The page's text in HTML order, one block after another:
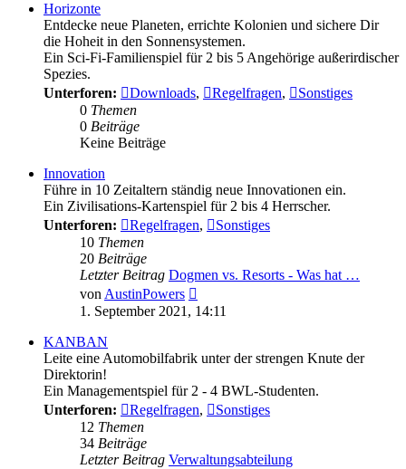
Horizonte
Entdecke neue Planeten, errichte Kolonien und sichere Dir
die Hoheit in den Sonnensystemen.
Ein Sci-Fi-Familienspiel für 2 bis 5 Angehörige außerirdischer
Spezies.
Unterforen:
Downloads, Regelfragen,
Sonstiges
0 Themen
0 Beiträge
Keine Beiträge
Innovation
Führe in 10 Zeitaltern ständig neue Innovationen ein.
Ein Zivilisations-Kartenspiel für 2 bis 4 Herrscher.
Unterforen:
Regelfragen,
Sonstiges
10 Themen
20 Beiträge
Letzter Beitrag Dogmen vs. Resorts - Was hat …
vonAustinPowers
Beitrag
1. September 2021, 14:11
KANBAN
Leite eine Automobilfabrik unter der strengen Knute der
Direktorin!
Ein Managementspiel für 2 - 4 BWL-Studenten.
Unterforen:
Regelfragen,
Sonstiges
12 Themen
34 Beiträge
Letzter Beitrag Verwaltungsabteilung